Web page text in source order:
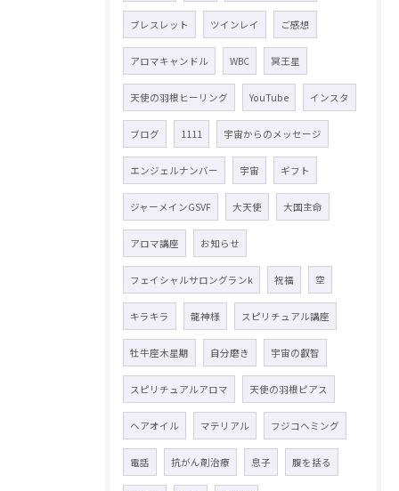
ブレスレット ツインレイ ご感想
アロマキャンドル WBC 冥王星
天使の羽根ヒーリング YouTube インスタ
ブログ 1111 宇宙からのメッセージ
エンジェルナンバー 宇宙 ギフト
ジャーメインGSVF 大天使 大国主命
アロマ講座 お知らせ
フェイシャルサロングランk 祝福 空
キラキラ 龍神様 スピリチュアル講座
牡牛座木星期 自分磨き 宇宙の叡智
スピリチュアルアロマ 天使の羽根ピアス
ヘアオイル マテリアル フジコヘミング
電話 抗がん剤治療 息子 腹を括る